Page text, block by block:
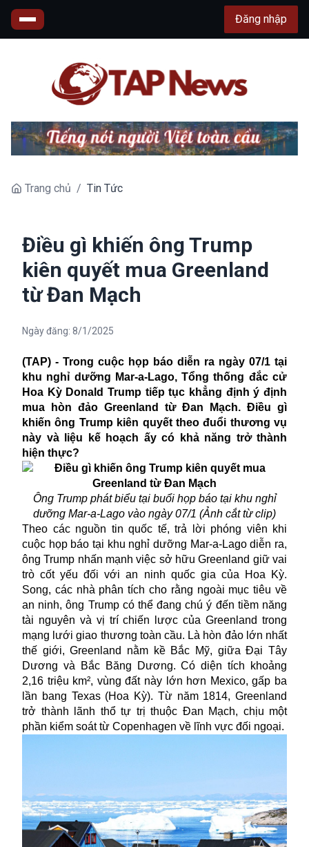
Đăng nhập
Trang chủ / Tin Tức
Điều gì khiến ông Trump
kiên quyết mua Greenland
từ Đan Mạch
Ngày đăng: 8/1/2025
(TAP) - Trong cuộc họp báo diễn ra ngày 07/1 tại
khu nghỉ dưỡng Mar-a-Lago, Tổng thống đắc cử
Hoa Kỳ Donald Trump tiếp tục khẳng định ý định
mua hòn đảo Greenland từ Đan Mạch. Điều gì
khiến ông Trump kiên quyết theo đuổi thương vụ
này và liệu kế hoạch ấy có khả năng trở thành
hiện thực?
Ông Trump phát biểu tại buổi họp báo tại khu nghỉ
dưỡng Mar-a-Lago vào ngày 07/1 (Ảnh cắt từ clip)
Theo các nguồn tin quốc tế, trả lời phóng viên khi
cuộc họp báo tại khu nghỉ dưỡng Mar-a-Lago diễn ra,
ông Trump nhấn mạnhviệc sở hữuGreenland giữ vai
trò cốt yếu đối với an ninh quốc gia của Hoa Kỳ.
Song, các nhà phân tích cho rằng ngoài mục tiêu về
an ninh, ông Trump có thể đang chú ý đến tiềm năng
tài nguyên và vị trí chiến lược của Greenland trong
mạng lưới giao thương toàn cầu. Là hòn đảo lớn nhất
thế giới, Greenland nằm kề Bắc Mỹ, giữa Đại Tây
Dương và Bắc Băng Dương. Có diện tích khoảng
2,16 triệu km², vùng đất này lớn hơn Mexico, gấp ba
lần bang Texas (Hoa Kỳ). Từ năm 1814, Greenland
trở thành lãnh thổ tự trị thuộc Đan Mạch, chịu một
phần kiểm soát từ Copenhagen về lĩnh vực đối ngoại.